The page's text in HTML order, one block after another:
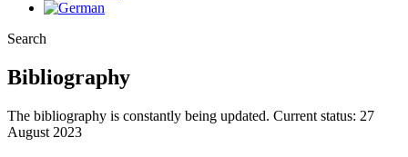
Search
Bibliography
The bibliography is constantly being updated. Current status: 27
August 2023